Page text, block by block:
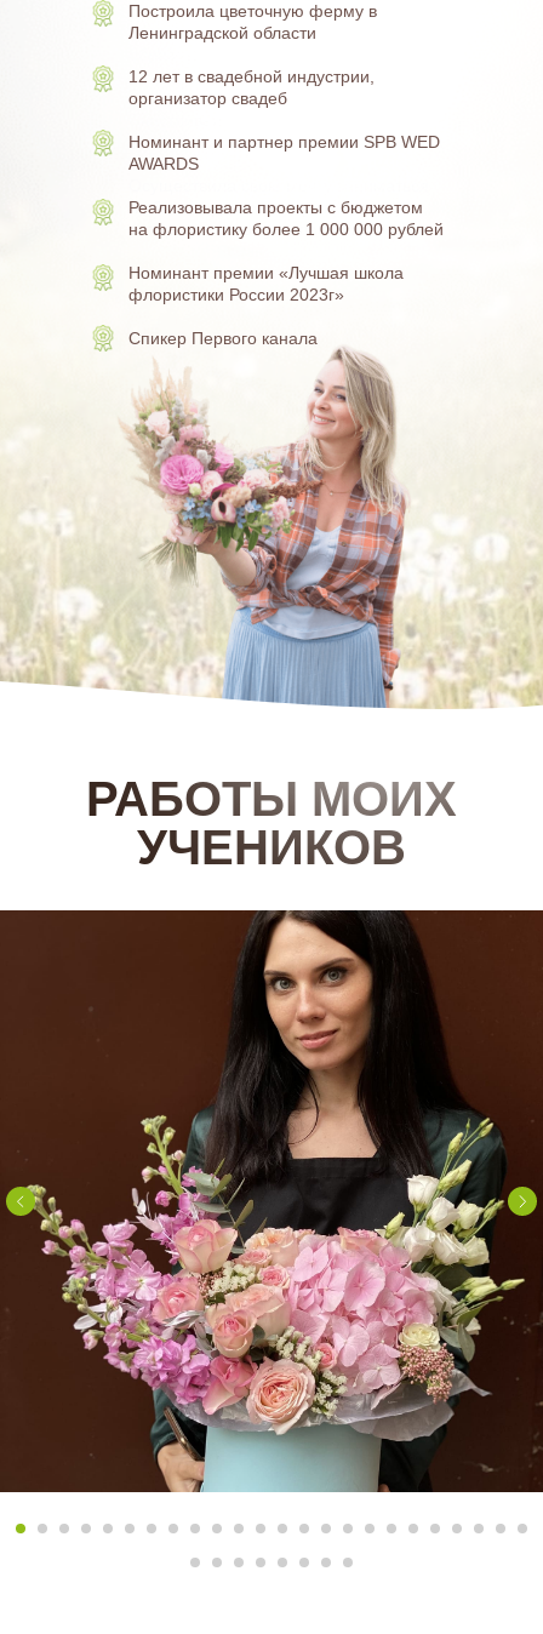
Автор и методолог десятков
в сфере флористики
двоих замечательных детей
любимым делом и дарить красоту;
теперь учит этому желающих.
Построила цветочную ферму в
Ленинградской области
12 лет в свадебной индустрии,
организатор свадеб
Номинант и партнер премии SPB WED
AWARDS
Реализовывала проекты с бюджетом
на флористику более 1 000 000 рублей
Номинант премии «Лучшая школа
флористики России 2023г»
Спикер Первого канала
РАБОТЫ МОИХ
УЧЕНИКОВ